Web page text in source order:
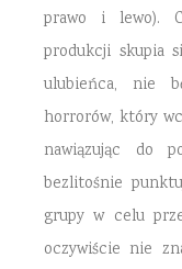
prawo i lewo).
produkcji skupia
ulubieńca, nie
horrorów, który
nawiązując do
bezlitośnie
grupy w celu
oczywiście nie